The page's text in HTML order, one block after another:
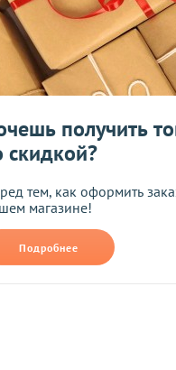
отзыв
.
получить
скидкой?
тем, как оформить
магазине!
Подробнее